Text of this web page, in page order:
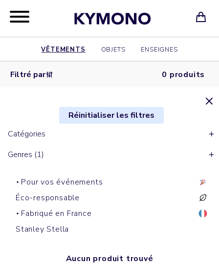
VÊTEMENTS OBJETS ENSEIGNES
Filtré par 0 produits
Réinitialiser les filtres
Catégories
Genres (1)
Pour vos événements
Éco-responsable
Fabriqué en France
Stanley Stella
Aucun produit trouvé